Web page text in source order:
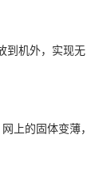
到机外，实现无
上的固体变薄，